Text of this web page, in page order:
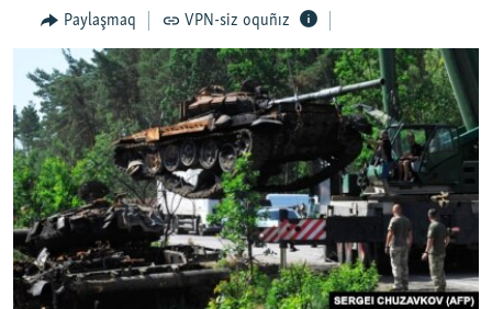
İNSAN AQLARI
VİDEO
SÜRET
BLOGLAR
FİKİR
Русский
Українською
Paylaşmaq VPN-siz oquñız